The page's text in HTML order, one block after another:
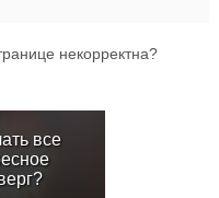
некорректна?
все